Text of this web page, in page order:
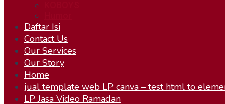
Daftar Isi
Contact Us
Our Services
Our Story
Home
jual template web LP canva – test html to
LP Jasa Video Ramadan